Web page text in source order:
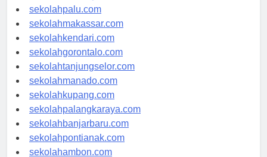
sekolahsurabaya.com
sekolahpalu.com
sekolahmakassar.com
sekolahkendari.com
sekolahgorontalo.com
sekolahtanjungselor.com
sekolahmanado.com
sekolahkupang.com
sekolahpalangkaraya.com
sekolahbanjarbaru.com
sekolahpontianak.com